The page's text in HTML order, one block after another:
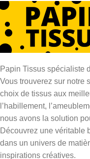
Papin Tissus spécialiste
Vous trouverez sur notre
choix de tissus aux
l’habillement,
nous avons la solution
Découvrez une véritable
dans un univers de
inspirations créatives.